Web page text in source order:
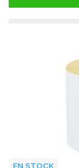
EN STOCK